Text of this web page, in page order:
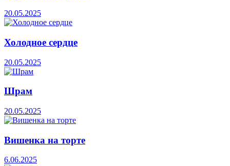
20.05.2025
Холодное сердце
20.05.2025
Шрам
20.05.2025
Вишенка на торте
6.06.2025